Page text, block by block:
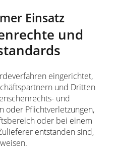
Einsatz
und
eingerichtet,
und Dritten
und
oder Pflichtverletzungen,
oder bei einem
entstanden sind,